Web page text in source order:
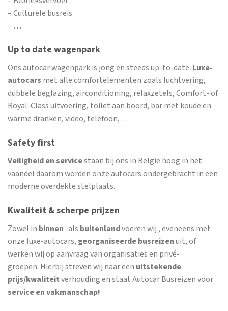
– Culturele busreis
– …
Up to date wagenpark
Ons autocar wagenpark is jong en steeds up-to-date. Luxe-
autocars met alle comfortelementen zoals luchtvering,
dubbele beglazing, airconditioning, relaxzetels, Comfort- of
Royal-Class uitvoering, toilet aan boord, bar met koude en
warme dranken, video, telefoon,…
Safety first
Veiligheid en servicestaan bij ons in Belgie hoog in het
vaandel daarom worden onze autocars ondergebracht in een
moderne overdekte stelplaats.
Kwaliteit & scherpe prijzen
Zowel in binnen -als buitenlandvoeren wij , eveneens met
onze luxe-autocars, georganiseerde busreizenuit, of
werken wij op aanvraag van organisaties en privé-
groepen. Hierbij streven wij naar een uitstekende
prijs/kwaliteitverhouding en staat Autocar Busreizen voor
service en vakmanschap!